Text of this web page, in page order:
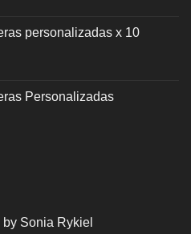
$ 999,00.
personalizadas x 10
Personalizadas
Sonia Rykiel